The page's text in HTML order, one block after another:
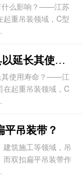
什么影响？——江苏
起重吊装领域，C型
如何保养C型吊具以延长其使用寿命？
其使用寿命？——江
起重吊装领域，C
平吊装带？
筑施工等领域，吊
而双扣扁平吊装带作